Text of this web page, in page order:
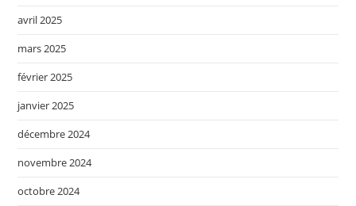
avril 2025
mars 2025
février 2025
janvier 2025
décembre 2024
novembre 2024
octobre 2024